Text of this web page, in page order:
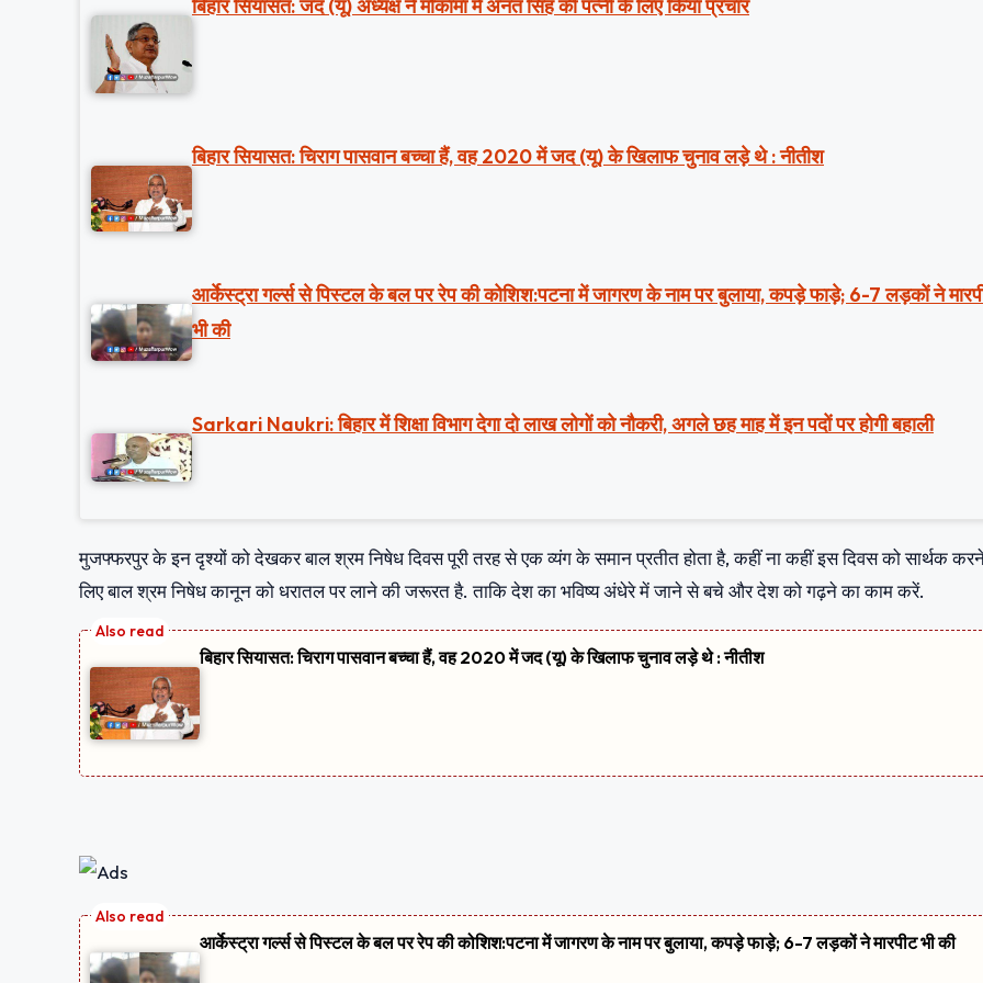
बिहार सियासत: जद (यू) अध्यक्ष ने मोकामा में अनंत सिंह की पत्नी के लिए किया प्रचार
बिहार सियासत: चिराग पासवान बच्चा हैं, वह 2020 में जद (यू) के खिलाफ चुनाव लड़े थे : नीतीश
आर्केस्ट्रा गर्ल्स से पिस्टल के बल पर रेप की कोशिश:पटना में जागरण के नाम पर बुलाया, कपड़े फाड़े; 6-7 लड़कों ने
भी की
Sarkari Naukri: बिहार में शिक्षा विभाग देगा दो लाख लोगों को नौकरी, अगले छह माह में इन पदों पर होगी बहाली
मुजफ्फरपुर के इन दृश्यों को देखकर बाल श्रम निषेध दिवस पूरी तरह से एक व्यंग के समान प्रतीत होता है, कहीं ना कहीं इस दिवस को सार्थक
लिए बाल श्रम निषेध कानून को धरातल पर लाने की जरूरत है. ताकि देश का भविष्य अंधेरे में जाने से बचे और देश को गढ़ने का काम करें.
बिहार सियासत: चिराग पासवान बच्चा हैं, वह 2020 में जद (यू) के खिलाफ चुनाव लड़े थे : नीतीश
आर्केस्ट्रा गर्ल्स से पिस्टल के बल पर रेप की कोशिश:पटना में जागरण के नाम पर बुलाया, कपड़े फाड़े; 6-7 लड़कों ने मारपीट भी की